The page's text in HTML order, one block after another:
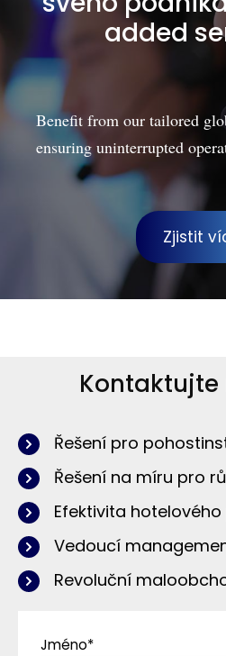
added
Benefit from our tailored
ensuring uninterrupted
Zjistit
Kontaktujte
Řešení pro
Řešení na míru pro
Efektivita
Vedoucí
Revoluční
Jméno*